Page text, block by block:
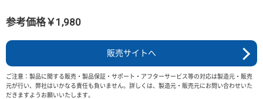
参考価格￥1,980
販売サイトへ
ご注意：製品に関する販売・製品保証・サポート・アフターサービス等の対応は製造元・販売
元が行い、弊社はいかなる責任も負いません。詳しくは、製造元・販売元にお問い合わせいた
だきますようお願いいたします。